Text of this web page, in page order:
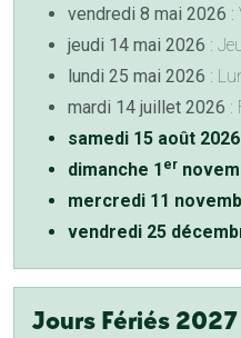
vendredi 8 mai 2026 :
jeudi 14 mai 2026 :
lundi 25 mai 2026 :
mardi 14 juillet 2026 :
samedi 15 août 2026
dimanche 1 er
mercredi 11
vendredi 25
Jours Fériés 2027